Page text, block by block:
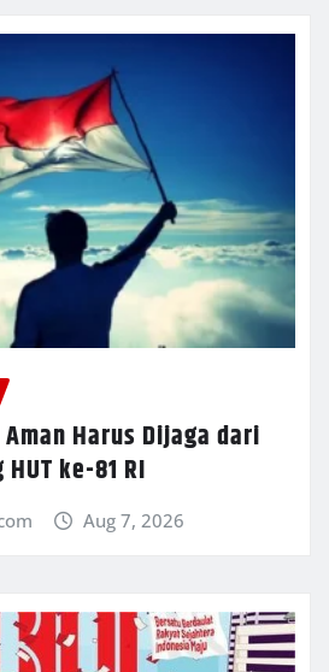
Harus Dijaga dari
ke-81 RI
Aug 7, 2026